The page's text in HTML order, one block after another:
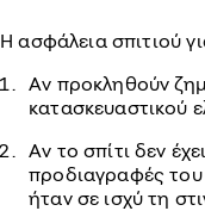
Η ασφάλεια σπιτιού
Αν προκληθούν
κατασκευαστικού
Αν το σπίτι δεν
προδιαγραφές του
ήταν σε ισχύ τη